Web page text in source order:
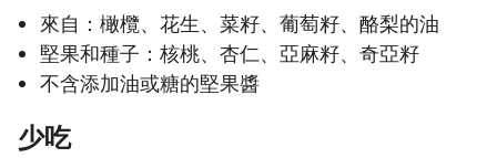
來自：橄欖、花生、菜籽、葡萄籽、酪梨的油
堅果和種子：核桃、杏仁、亞麻籽、奇亞籽
不含添加油或糖的堅果醬
少吃